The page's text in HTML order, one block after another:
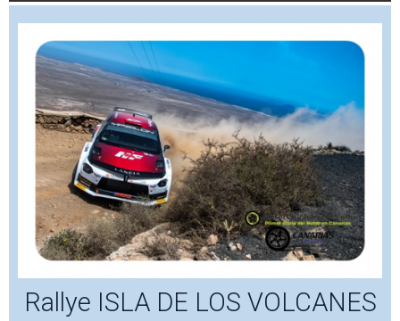
Rallye ISLA DE LOS VOLCANES